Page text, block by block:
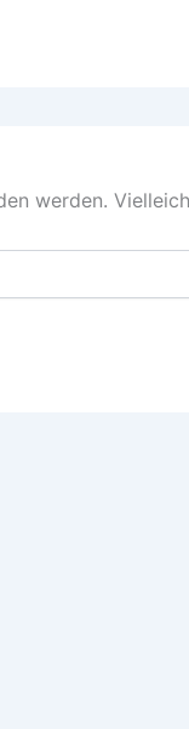
werden.